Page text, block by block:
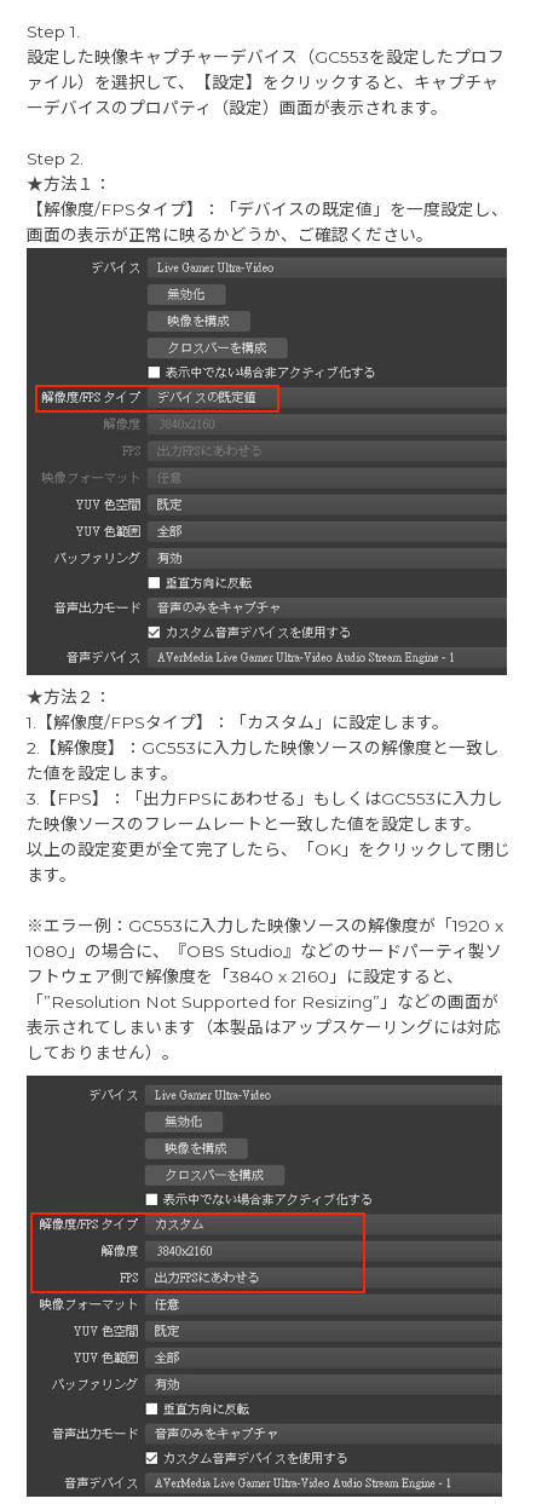
Step 1.
設定した映像キャプチャーデバイス（GC553を設定したプロフ
ァイル）を選択して、【設定】をクリックすると、キャプチャ
ーデバイスのプロパティ（設定）画面が表示されます。
Step 2.
★方法１：
【解像度/FPSタイプ】：「デバイスの既定値」を一度設定し、
画面の表示が正常に映るかどうか、ご確認ください。
★方法２：
1.【解像度/FPSタイプ】：「カスタム」に設定します。
2.【解像度】：GC553に入力した映像ソースの解像度と一致し
た値を設定します。
3.【FPS】：「出力FPSにあわせる」もしくはGC553に入力し
た映像ソースのフレームレートと一致した値を設定します。
以上の設定変更が全て完了したら、「OK」をクリックして閉じ
ます。
※エラー例：GC553に入力した映像ソースの解像度が「1920 x
1080」の場合に、『OBS Studio』などのサードパーティ製ソ
フトウェア側で解像度を「3840 x 2160」に設定すると、
「”Resolution Not Supported for Resizing”」などの画面が
表示されてしまいます（本製品はアップスケーリングには対応
しておりません）。​